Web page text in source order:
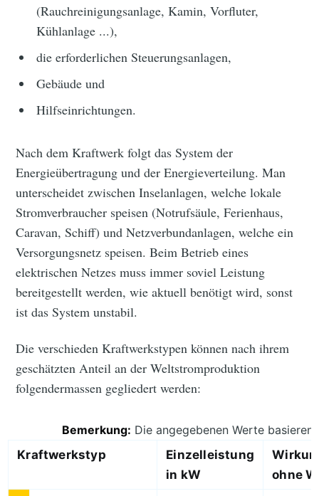
(Rauchreinigungsanlage, Kamin, Vorfluter,
Kühlanlage ...),
die erforderlichen Steuerungsanlagen,
Gebäude und
Hilfseinrichtungen.
Nach dem Kraftwerk folgt das System der
Energieübertragung und der Energieverteilung. Man
unterscheidet zwischen Inselanlagen, welche lokale
Stromverbraucher speisen (Notrufsäule, Ferienhaus,
Caravan, Schiff) und Netzverbundanlagen, welche ein
Versorgungsnetz speisen. Beim Betrieb eines
elektrischen Netzes muss immer soviel Leistung
bereitgestellt werden, wie aktuell benötigt wird, sonst
ist das System unstabil.
Die verschieden Kraftwerkstypen können nach ihrem
geschätzten Anteil an der Weltstromproduktion
folgendermassen gegliedert werden:
Bemerkung: Die angegebenen Werte
Kraftwerkstyp
Einzelleistung
in kW
ohne